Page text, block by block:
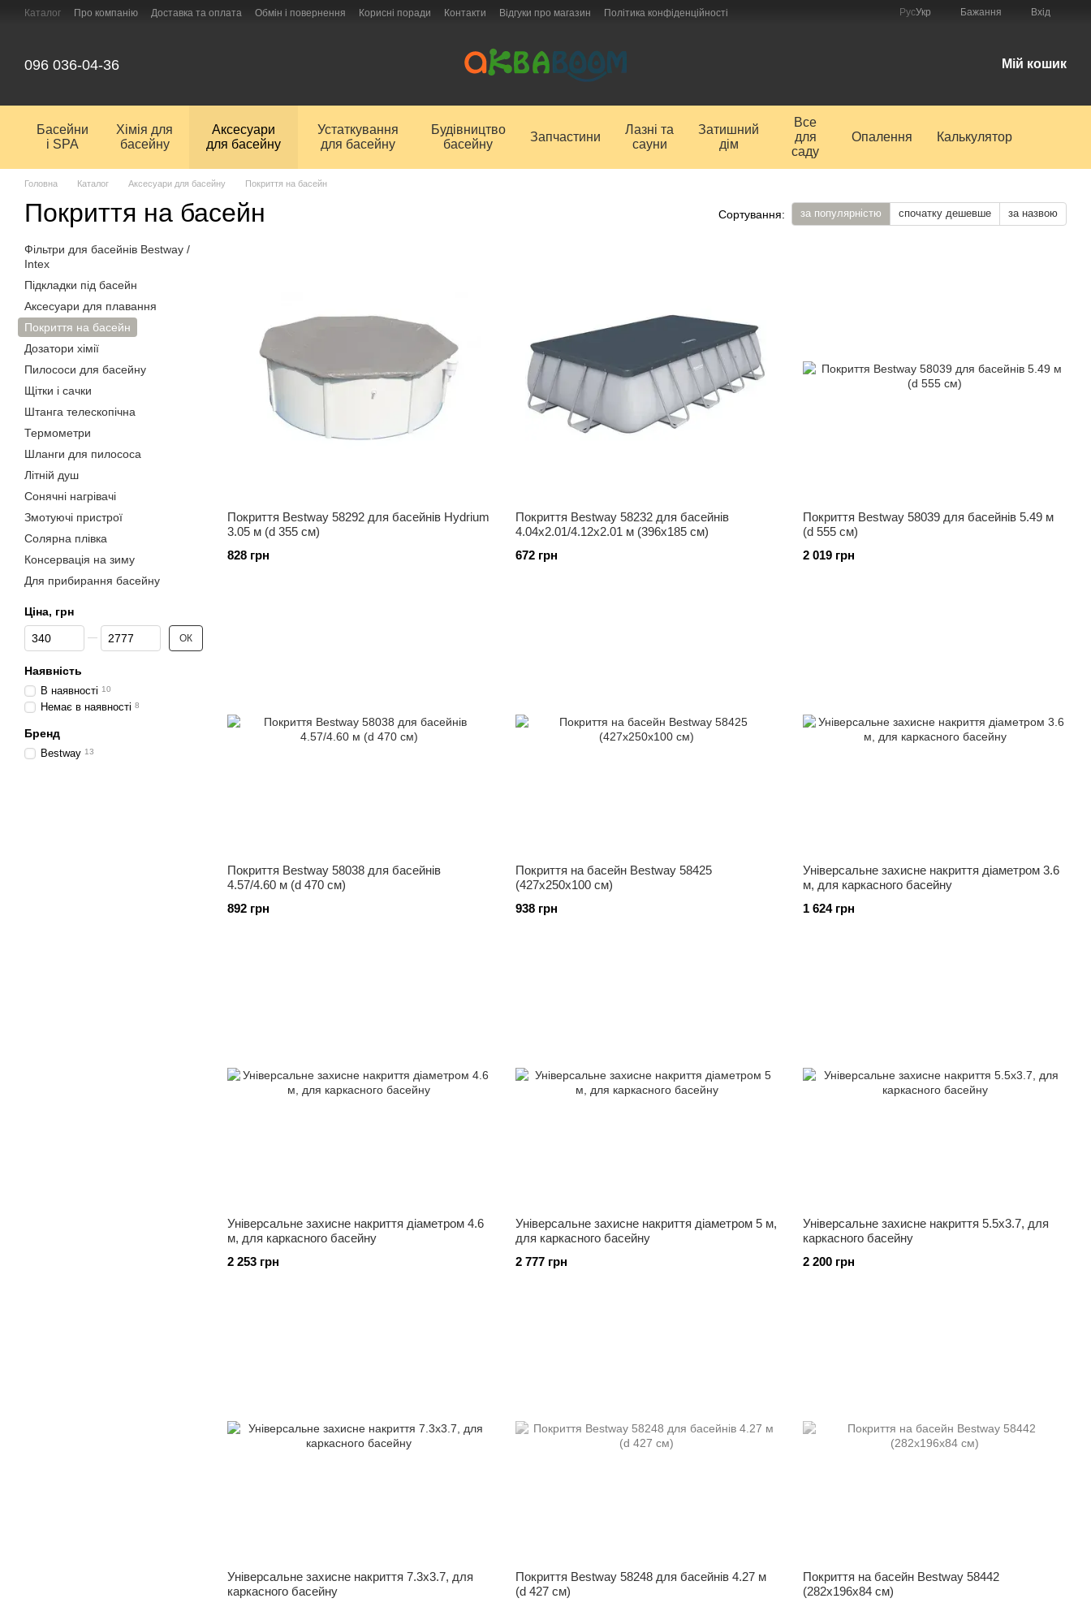
Перейти до основного контенту
Каталог Про компанію Доставка та оплата Обмін і повернення Корисні поради Контакти Відгуки про магазин Політика конфіденційності РусУкр Бажання Вхід
096 036-04-36 Мій кошик
Басейни
і SPA
Хімія для
басейну
Аксесуари
для басейну
Устаткування
для басейну
Будівництво
басейну
Запчастини
Лазні та
сауни
Затишний
дім
Все
для
саду
Опалення Калькулятор
Головна Каталог Аксесуари для басейну Покриття на басейн
Покриття на басейн Сортування: за популярністю спочатку дешевше за назвою
Покриття Bestway 58292 для басейнів Hydrium
3.05 м (d 355 см)
828 грн
Покриття Bestway 58232 для басейнів
4.04x2.01/4.12x2.01 м (396x185 см)
672 грн
Покриття Bestway 58039 для басейнів 5.49 м
(d 555 см)
2 019 грн
Покриття Bestway 58038 для басейнів
4.57/4.60 м (d 470 см)
892 грн
Покриття на басейн Bestway 58425
(427х250х100 см)
938 грн
Універсальне захисне накриття діаметром 3.6
м, для каркасного басейну
1 624 грн
Універсальне захисне накриття діаметром 4.6
м, для каркасного басейну
2 253 грн
Універсальне захисне накриття діаметром 5 м,
для каркасного басейну
2 777 грн
Універсальне захисне накриття 5.5х3.7, для
каркасного басейну
2 200 грн
Універсальне захисне накриття 7.3х3.7, для
каркасного басейну
Покриття Bestway 58248 для басейнів 4.27 м
(d 427 см)
Покриття на басейн Bestway 58442
(282х196х84 см)
Фільтри для басейнів Bestway /
Intex
Підкладки під басейн
Аксесуари для плавання
Покриття на басейн
Дозатори хімії
Пилососи для басейну
Щітки і сачки
Штанга телескопічна
Термометри
Шланги для пилососа
Літній душ
Сонячні нагрівачі
Змотуючі пристрої
Солярна плівка
Консервація на зиму
Для прибирання басейну
Ціна, грн
Від Ціна, грн
До Ціна, грн ОК
Наявність
В наявності 10
Немає в наявності 8
Бренд
Bestway 13